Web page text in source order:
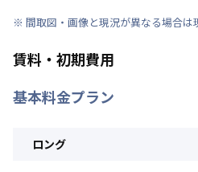
※ 間取図・画像と現況が異なる場合は
賃料・初期費用
基本料金プラン
ロング